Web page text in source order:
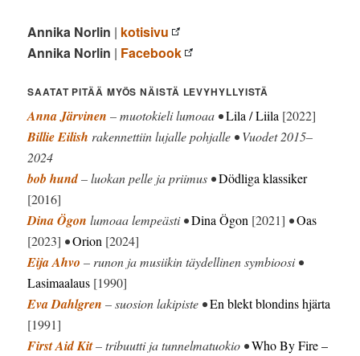
Annika Norlin | kotisivu
Annika Norlin | Facebook
SAATAT PITÄÄ MYÖS NÄISTÄ LEVYHYLLYISTÄ
Anna Järvinen – muotokieli lumoaa •Lila / Liila [2022]
Billie Eilish rakennettiin lujalle pohjalle • Vuodet 2015–
2024
bob hund– luokan pelle ja priimus •Dödliga klassiker
[2016]
Dina Ögon lumoaa lempeästi •Dina Ögon [2021] •Oas
[2023] •Orion [2024]
Eija Ahvo – runon ja musiikin täydellinen symbioosi •
Lasimaalaus [1990]
Eva Dahlgren – suosion lakipiste •En blekt blondins hjärta
[1991]
First Aid Kit– tribuutti ja tunnelmatuokio •Who By Fire –